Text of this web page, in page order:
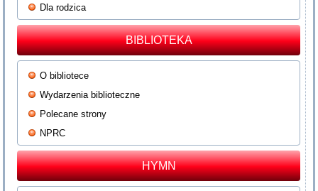
Dla rodzica
BIBLIOTEKA
O bibliotece
Wydarzenia biblioteczne
Polecane strony
NPRC
HYMN